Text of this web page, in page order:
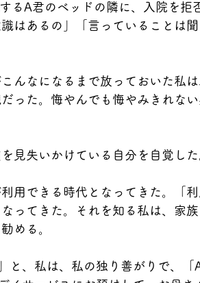
A君のベッドの隣に、入院を拒
はあるの」「言っていることは
んなになるまで放っておいた私
った。悔やんでも悔やみきれな
見失いかけている自分を自覚した
用できる時代となってきた。「
ってきた。それを知る私は、家族
める。
、私は、私の独り善がりで、「